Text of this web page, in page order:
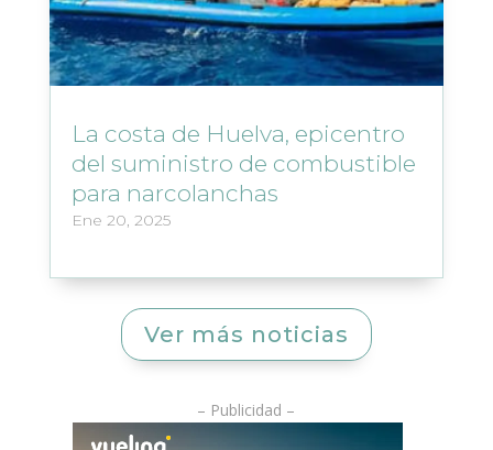
La costa de Huelva, epicentro
del suministro de combustible
para narcolanchas
Ene 20, 2025
Ver más noticias
– Publicidad –